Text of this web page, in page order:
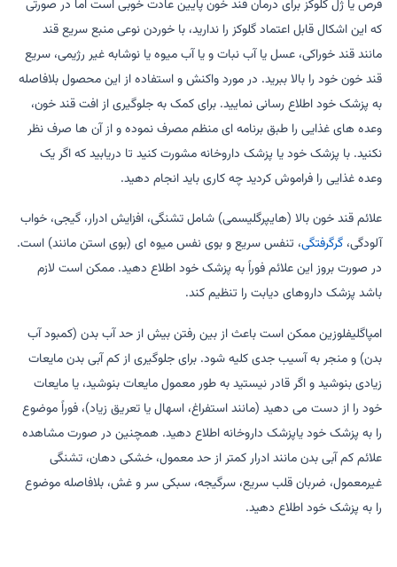
قرص یا ژل گلوکز برای درمان قند خون پایین عادت خوبی است اما در صورتی
که این اشکال قابل اعتماد گلوکز را ندارید، با خوردن نوعی منبع سریع قند
مانند قند خوراکی، عسل یا آب نبات و یا آب میوه یا نوشابه غیر رژیمی، سریع
قند خون خود را بالا ببرید. در مورد واکنش و استفاده از این محصول بلافاصله
به پزشک خود اطلاع رسانی نمایید. برای کمک به جلوگیری از افت قند خون،
وعده های غذایی را طبق برنامه ای منظم مصرف نموده و از آن ها صرف نظر
نکنید. با پزشک خود یا پزشک داروخانه مشورت کنید تا دریابید که اگر یک
وعده غذایی را فراموش کردید چه کاری باید انجام دهید.
علائم قند خون بالا (هایپرگلیسمی) شامل تشنگی، افزایش ادرار، گیجی، خواب
آلودگی،گرگرفتگی، تنفس سریع و بوی نفس میوه ای (بوی استن مانند) است.
در صورت بروز این علائم فوراً به پزشک خود اطلاع دهید. ممکن است لازم
باشد پزشک داروهای دیابت را تنظیم کند.
امپاگلیفلوزین ممکن است باعث از بین رفتن بیش از حد آب بدن (کمبود آب
بدن) و منجر به آسیب جدی کلیه شود. برای جلوگیری از کم آبی بدن مایعات
زیادی بنوشید و اگر قادر نیستید به طور معمول مایعات بنوشید، یا مایعات
خود را از دست می دهید (مانند استفراغ، اسهال یا تعریق زیاد)، فوراً موضوع
را به پزشک خود یاپزشک داروخانه اطلاع دهید. همچنین در صورت مشاهده
علائم کم آبی بدن مانند ادرار کمتر از حد معمول، خشکی دهان، تشنگی
غیرمعمول، ضربان قلب سریع، سرگیجه، سبکی سر و غش، بلافاصله موضوع
را به پزشک خود اطلاع دهید.